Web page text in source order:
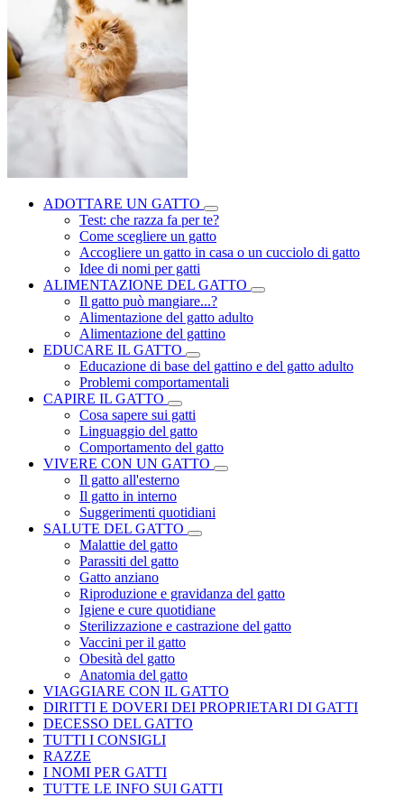
ADOTTARE UN GATTO
Test: che razza fa per te?
Come scegliere un gatto
Accogliere un gatto in casa o un cucciolo di gatto
Idee di nomi per gatti
ALIMENTAZIONE DEL GATTO
Il gatto può mangiare...?
Alimentazione del gatto adulto
Alimentazione del gattino
EDUCARE IL GATTO
Educazione di base del gattino e del gatto adulto
Problemi comportamentali
CAPIRE IL GATTO
Cosa sapere sui gatti
Linguaggio del gatto
Comportamento del gatto
VIVERE CON UN GATTO
Il gatto all'esterno
Il gatto in interno
Suggerimenti quotidiani
SALUTE DEL GATTO
Malattie del gatto
Parassiti del gatto
Gatto anziano
Riproduzione e gravidanza del gatto
Igiene e cure quotidiane
Sterilizzazione e castrazione del gatto
Vaccini per il gatto
Obesità del gatto
Anatomia del gatto
VIAGGIARE CON IL GATTO
DIRITTI E DOVERI DEI PROPRIETARI DI GATTI
DECESSO DEL GATTO
TUTTI I CONSIGLI
RAZZE
I NOMI PER GATTI
TUTTE LE INFO SUI GATTI